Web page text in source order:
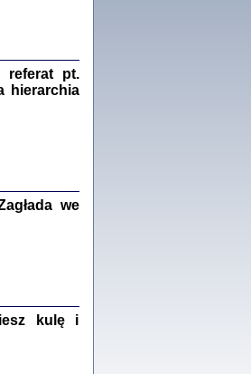
referat pt.
hierarchia
we
kulę i